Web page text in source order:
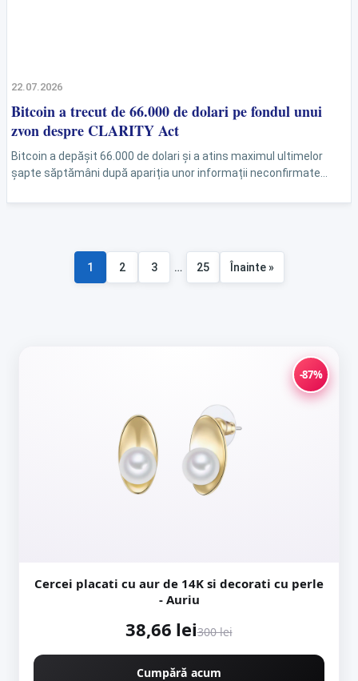
22.07.2026
Bitcoin a trecut de 66.000 de dolari pe fondul unui
zvon despre CLARITY Act
Bitcoin a depășit 66.000 de dolari și a atins maximul ultimelor
șapte săptămâni după apariția unor informații neconfirmate
Paginație
1 2 3 … 25 Înainte »
-87%
Cercei placati cu aur de 14K si decorati cu perle
- Auriu
38,66 lei300 lei
Cumpără acum